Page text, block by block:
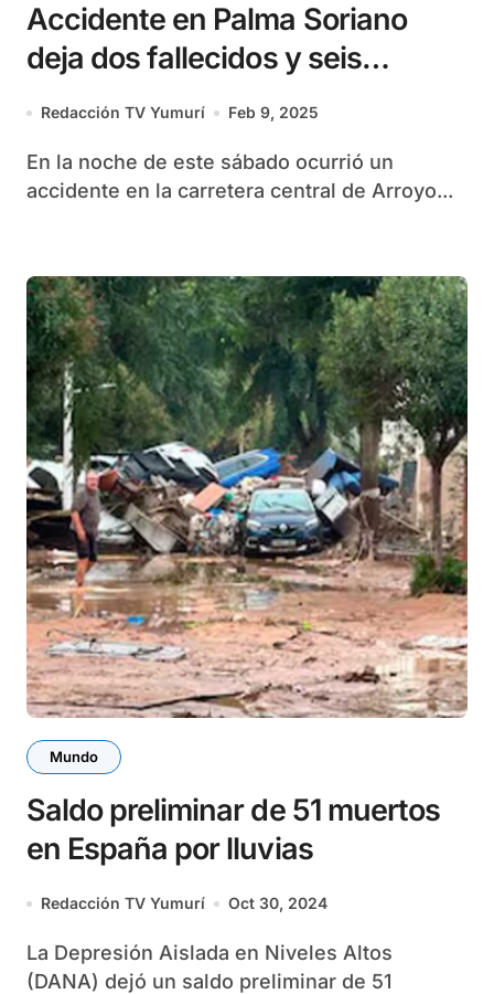
Accidente en Palma Soriano
deja dos fallecidos y seis
heridos
Redacción TV Yumurí Feb 9, 2025
En la noche de este sábado ocurrió un
accidente en la carretera central de Arroyo...
Mundo
Saldo preliminar de 51 muertos
en España por lluvias
Redacción TV Yumurí Oct 30, 2024
La Depresión Aislada en Niveles Altos
(DANA) dejó un saldo preliminar de 51